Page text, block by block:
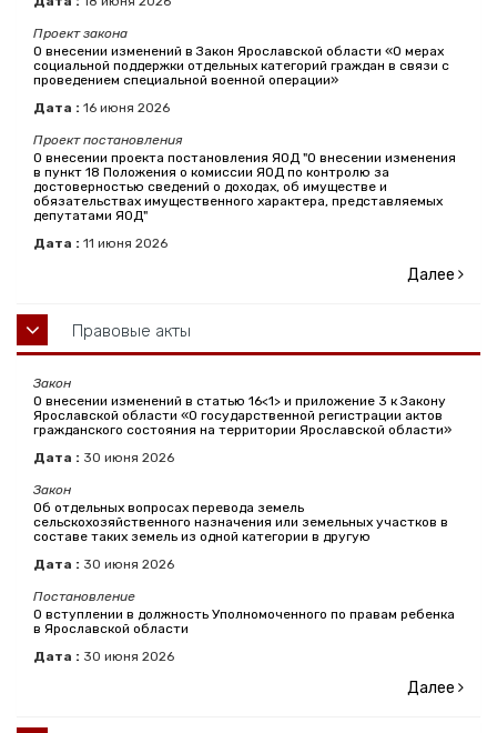
Проект закона
О внесении изменений в Закон Ярославской области «О мерах
социальной поддержки отдельных категорий граждан в связи с
проведением специальной военной операции»
Дата : 16 июня 2026
Проект постановления
О внесении проекта постановления ЯОД "О внесении изменения
в пункт 18 Положения о комиссии ЯОД по контролю за
достоверностью сведений о доходах, об имуществе и
обязательствах имущественного характера, представляемых
депутатами ЯОД"
Дата : 11 июня 2026
Далее
Правовые акты
Закон
О внесении изменений в статью 16<1> и приложение 3 к Закону
Ярославской области «О государственной регистрации актов
гражданского состояния на территории Ярославской области»
Дата : 30 июня 2026
Закон
Об отдельных вопросах перевода земель
сельскохозяйственного назначения или земельных участков в
составе таких земель из одной категории в другую
Дата : 30 июня 2026
Постановление
О вступлении в должность Уполномоченного по правам ребенка
в Ярославской области
Дата : 30 июня 2026
Далее